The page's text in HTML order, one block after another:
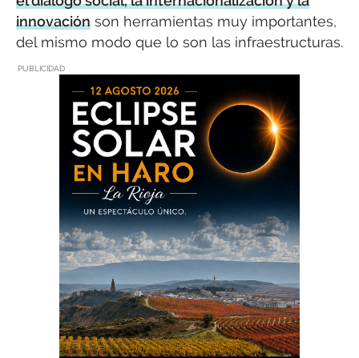
innovación son herramientas muy importantes,
del mismo modo que lo son las infraestructuras.
PUBLICIDAD